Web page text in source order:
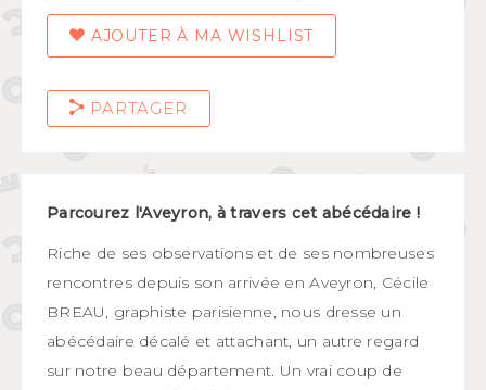
AJOUTER À MA WISHLIST
PARTAGER
Parcourez l'Aveyron, à travers cet abécédaire !
Riche de ses observations et de ses nombreuses
rencontres depuis son arrivée en Aveyron, Cécile
BREAU, graphiste parisienne, nous dresse un
abécédaire décalé et attachant, un autre regard
sur notre beau département. Un vrai coup de